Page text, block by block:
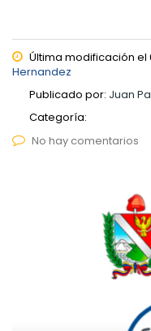
Última modificación el
Hernandez
Publicado por: Juan
Categoría:
No hay comentarios